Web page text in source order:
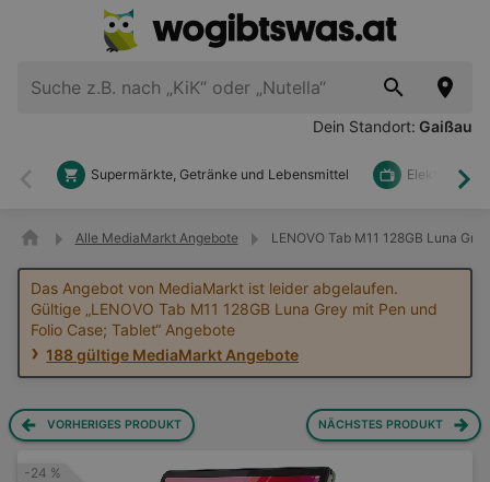
Dein Standort: Gaißau
Zurück
Supermärkte, Getränke und Lebensmittel Elektronik
Alle MediaMarkt Angebote LENOVO Tab M11 128GB Luna
Das Angebot von MediaMarkt ist leider abgelaufen.
Gültige „LENOVO Tab M11 128GB Luna Grey mit Pen und
Folio Case; Tablet“ Angebote
188 gültige MediaMarkt Angebote
VORHERIGES PRODUKT NÄCHSTES PRODUKT
-24 %